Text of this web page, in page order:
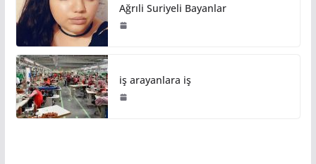
Ağrıli Suriyeli Bayanlar
iş arayanlara iş